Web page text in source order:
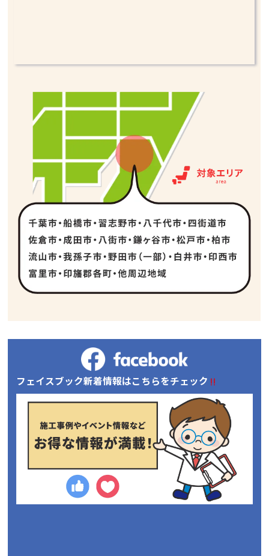
フェイスブック新着情報はこちらをチェック